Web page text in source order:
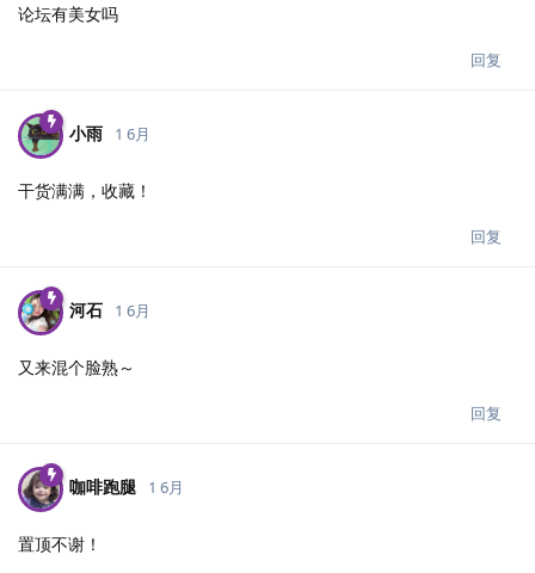
论坛有美女吗
回复
小雨 1 6月
干货满满，收藏！
回复
河石 1 6月
又来混个脸熟～
回复
咖啡跑腿 1 6月
置顶不谢！